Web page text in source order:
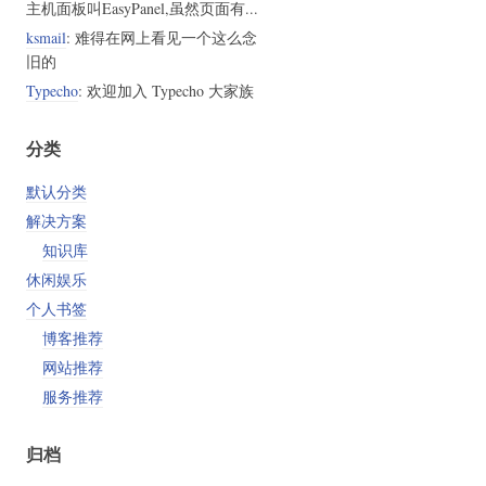
主机面板叫EasyPanel,虽然页面有...
ksmail: 难得在网上看见一个这么念
旧的
Typecho: 欢迎加入 Typecho 大家族
分类
默认分类
解决方案
知识库
休闲娱乐
个人书签
博客推荐
网站推荐
服务推荐
归档